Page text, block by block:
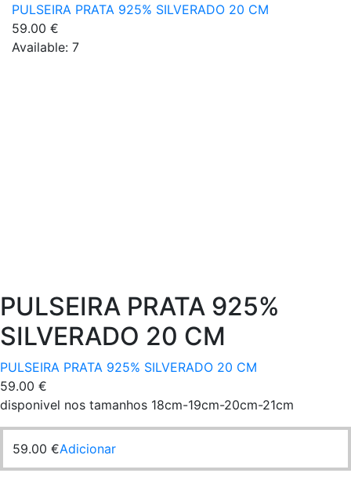
PULSEIRA PRATA 925% SILVERADO 20 CM
59.00 €
Available: 7
PULSEIRA PRATA 925%
SILVERADO 20 CM
PULSEIRA PRATA 925% SILVERADO 20 CM
59.00 €
disponivel nos tamanhos 18cm-19cm-20cm-21cm
59.00 €Adicionar